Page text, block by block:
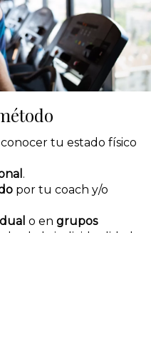
tu estado físico
.
por tu coach y/o
o en grupos
la individualidad.